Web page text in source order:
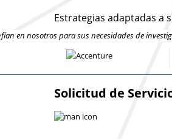
Estrategias adaptadas a
en nosotros para sus necesidades de
Solicitud de